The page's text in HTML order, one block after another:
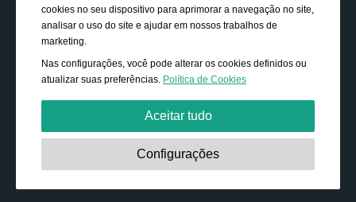
cookies no seu dispositivo para aprimorar a navegação no site,
analisar o uso do site e ajudar em nossos trabalhos de
marketing.
Nas configurações, você pode alterar os cookies definidos ou
atualizar suas preferências. Política de Cookies
Aceitar tudo
Estritamente necessário:
Os cookies são essenciais para
ativar funcionalidades básicas, como navegação,
Configurações